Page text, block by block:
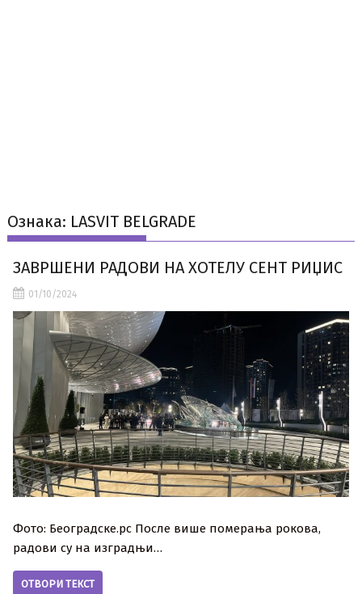
Ознака: LASVIT BELGRADE
ЗАВРШЕНИ РАДОВИ НА ХОТЕЛУ СЕНТ РИЏИС
01/10/2024
Фото: Београдске.рс После више померања рокова,
радови су на изградњи…
ОТВОРИ ТЕКСТ